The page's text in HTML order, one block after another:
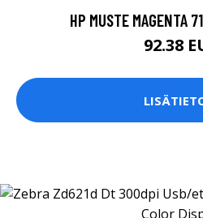
HP MUSTE MAGENTA
92.38